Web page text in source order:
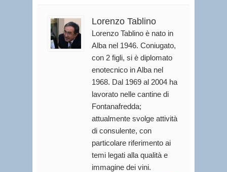
Lorenzo Tablino
Lorenzo Tablino è nato in
Alba nel 1946. Coniugato,
con 2 figli, si è diplomato
enotecnico in Alba nel
1968. Dal 1969 al 2004 ha
lavorato nelle cantine di
Fontanafredda;
attualmente svolge attività
di consulente, con
particolare riferimento ai
temi legati alla qualità e
immagine dei vini.